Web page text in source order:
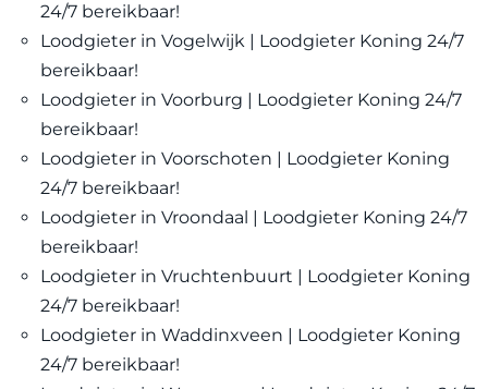
24/7 bereikbaar!
Loodgieter in Vogelwijk | Loodgieter Koning 24/7
bereikbaar!
Loodgieter in Voorburg | Loodgieter Koning 24/7
bereikbaar!
Loodgieter in Voorschoten | Loodgieter Koning
24/7 bereikbaar!
Loodgieter in Vroondaal | Loodgieter Koning 24/7
bereikbaar!
Loodgieter in Vruchtenbuurt | Loodgieter Koning
24/7 bereikbaar!
Loodgieter in Waddinxveen | Loodgieter Koning
24/7 bereikbaar!